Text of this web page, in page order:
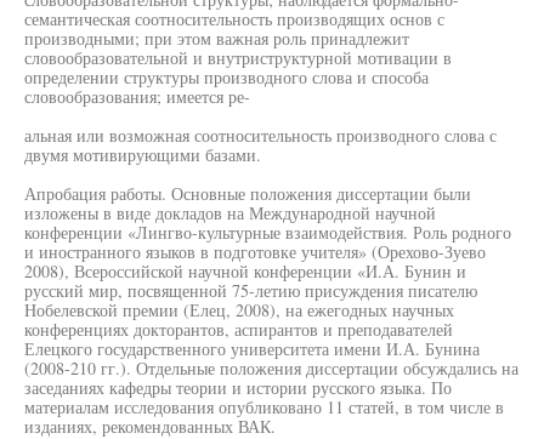
семантическая соотносительность производящих основ с
производными; при этом важная роль принадлежит
словообразовательной и внутриструктурной мотивации в
определении структуры производного слова и способа
словообразования; имеется ре-
альная или возможная соотносительность производного слова с
двумя мотивирующими базами.
Апробация работы. Основные положения диссертации были
изложены в виде докладов на Международной научной
конференции «Лингво-культурные взаимодействия. Роль родного
и иностранного языков в подготовке учителя» (Орехово-Зуево
2008), Всероссийской научной конференции «И.А. Бунин и
русский мир, посвященной 75-летию присуждения писателю
Нобелевской премии (Елец, 2008), на ежегодных научных
конференциях докторантов, аспирантов и преподавателей
Елецкого государственного университета имени И.А. Бунина
(2008-210 гг.). Отдельные положения диссертации обсуждались на
заседаниях кафедры теории и истории русского языка. По
материалам исследования опубликовано 11 статей, в том числе в
изданиях, рекомендованных ВАК.